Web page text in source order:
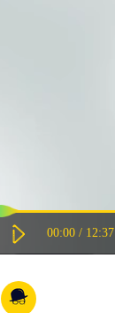
00:00/ 12:37